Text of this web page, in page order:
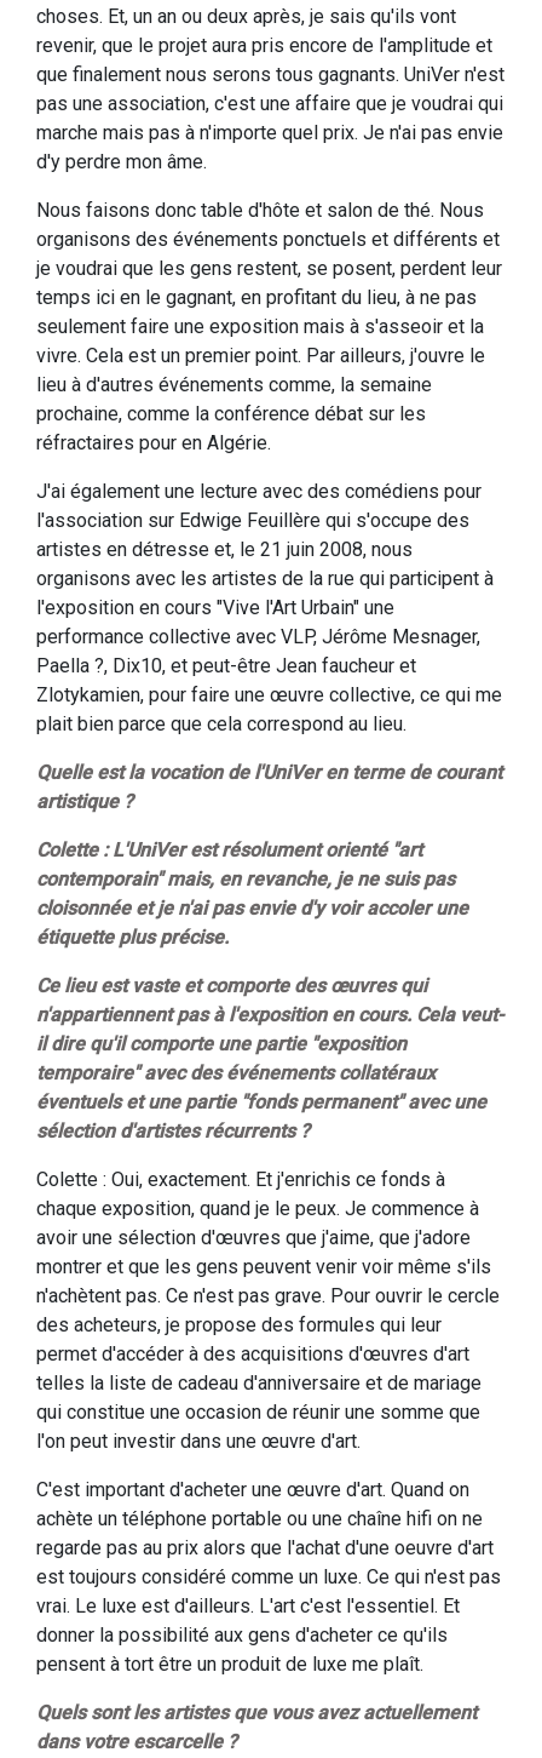
choses. Et, un an ou deux après, je sais qu'ils vont
revenir, que le projet aura pris encore de l'amplitude et
que finalement nous serons tous gagnants. UniVer n'est
pas une association, c'est une affaire que je voudrai qui
marche mais pas à n'importe quel prix. Je n'ai pas envie
d'y perdre mon âme.
Nous faisons donc table d'hôte et salon de thé. Nous
organisons des événements ponctuels et différents et
je voudrai que les gens restent, se posent, perdent leur
temps ici en le gagnant, en profitant du lieu, à ne pas
seulement faire une exposition mais à s'asseoir et la
vivre. Cela est un premier point. Par ailleurs, j'ouvre le
lieu à d'autres événements comme, la semaine
prochaine, comme la conférence débat sur les
réfractaires pour en Algérie.
J'ai également une lecture avec des comédiens pour
l'association sur Edwige Feuillère qui s'occupe des
artistes en détresse et, le 21 juin 2008, nous
organisons avec les artistes de la rue qui participent à
l'exposition en cours "Vive l'Art Urbain" une
performance collective avec VLP, Jérôme Mesnager,
Paella ?, Dix10, et peut-être Jean faucheur et
Zlotykamien, pour faire une œuvre collective, ce qui me
plait bien parce que cela correspond au lieu.
Quelle est la vocation de l'UniVer en terme de courant
artistique ?
Colette : L'UniVer est résolument orienté "art
contemporain" mais, en revanche, je ne suis pas
cloisonnée et je n'ai pas envie d'y voir accoler une
étiquette plus précise.
Ce lieu est vaste et comporte des œuvres qui
n'appartiennent pas à l'exposition en cours. Cela veut-
il dire qu'il comporte une partie "exposition
temporaire" avec des événements collatéraux
éventuels et une partie "fonds permanent" avec une
sélection d'artistes récurrents ?
Colette : Oui, exactement. Et j'enrichis ce fonds à
chaque exposition, quand je le peux. Je commence à
avoir une sélection d'œuvres que j'aime, que j'adore
montrer et que les gens peuvent venir voir même s'ils
n'achètent pas. Ce n'est pas grave. Pour ouvrir le cercle
des acheteurs, je propose des formules qui leur
permet d'accéder à des acquisitions d'œuvres d'art
telles la liste de cadeau d'anniversaire et de mariage
qui constitue une occasion de réunir une somme que
l'on peut investir dans une œuvre d'art.
C'est important d'acheter une œuvre d'art. Quand on
achète un téléphone portable ou une chaîne hifi on ne
regarde pas au prix alors que l'achat d'une oeuvre d'art
est toujours considéré comme un luxe. Ce qui n'est pas
vrai. Le luxe est d'ailleurs. L'art c'est l'essentiel. Et
donner la possibilité aux gens d'acheter ce qu'ils
pensent à tort être un produit de luxe me plaît.
Quels sont les artistes que vous avez actuellement
dans votre escarcelle ?